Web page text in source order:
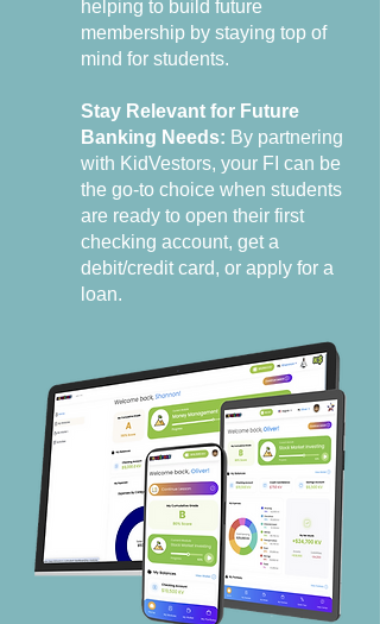
helping to build future
membership by staying top of
mind for students.
Stay Relevant for Future
Banking Needs: By partnering
with KidVestors, your FI can be
the go-to choice when students
are ready to open their first
checking account, get a
debit/credit card, or apply for a
loan.